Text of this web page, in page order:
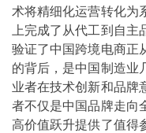
术将精细化运营转化为
上完成了从代工到自
验证了中国跨境电商正
的背后，是中国制造业
业者在技术创新和品牌
者不仅是中国品牌走向
高价值跃升提供了值得